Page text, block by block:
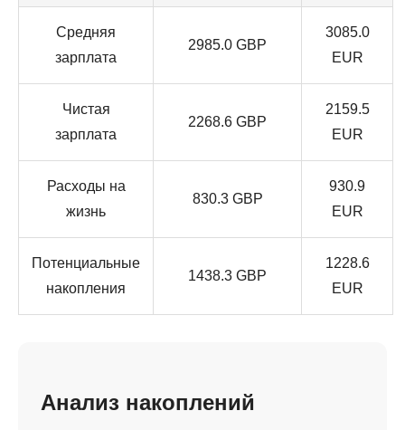
Средняя
зарплата
2985.0 GBP
3085.0
EUR
Чистая
зарплата
2268.6 GBP
2159.5
EUR
Расходы на
жизнь
830.3 GBP
930.9
EUR
Потенциальные
накопления
1438.3 GBP
1228.6
EUR
Анализ накоплений